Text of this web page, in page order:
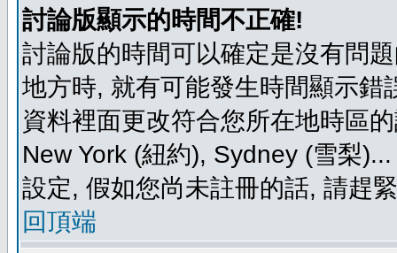
討論版顯示的時間不正確!
討論版的時間可以確定是沒有問
地方時, 就有可能發生時間顯示
資料裡面更改符合您所在地時區
New York (紐約), Sydney (雪梨
設定, 假如您尚未註冊的話, 請趕
回頂端